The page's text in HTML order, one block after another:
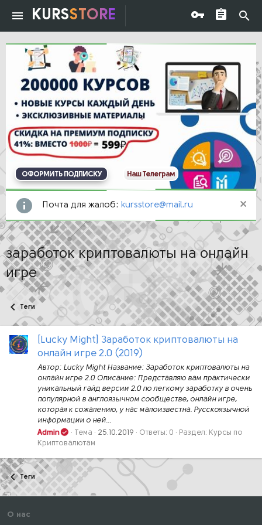
KURSSTORE
ОФОРМИТЬ ПОДПИСКУ Наш Телеграм
Почта для жалоб: kursstore@mail.ru
заработок криптовалюты на онлайн
игре
Теги
[Lucky Might] Заработок криптовалюты на
онлайн игре 2.0 (2019)
Автор: Lucky Might Название: Заработок криптовалюты на
онлайн игре 2.0 Описание: Представляю вам практически
уникальный гайд версии 2.0 по легкому заработку в очень
популярной в англоязычном сообществе, онлайн игре,
которая к сожалению, у нас малоизвестна. Русскоязычной
информации о ней...
Admin
Тема 25.10.2019 Ответы: 0 Раздел: Курсы по
Криптовалютам
Теги
О нас